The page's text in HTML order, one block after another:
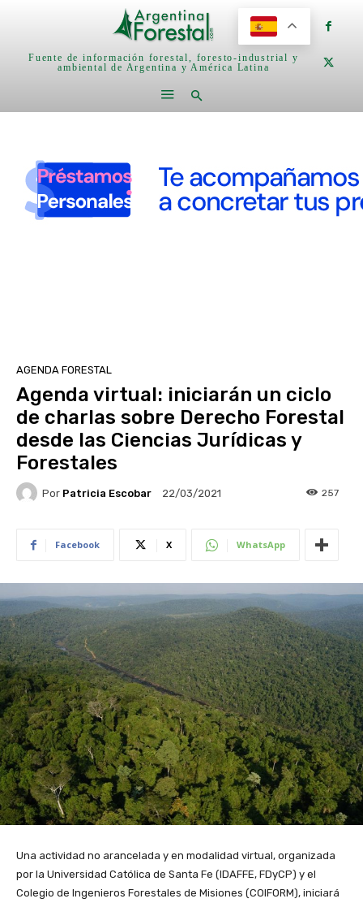
Fuente de información forestal, foresto-industrial y
ambiental de Argentina y América Latina
AGENDA FORESTAL
Agenda virtual: iniciarán un ciclo
de charlas sobre Derecho Forestal
desde las Ciencias Jurídicas y
Forestales
Por Patricia Escobar 22/03/2021 257
Facebook X WhatsApp
Una actividad no arancelada y en modalidad virtual, organizada
por la Universidad Católica de Santa Fe (IDAFFE, FDyCP) y el
Colegio de Ingenieros Forestales de Misiones (COIFORM), iniciará